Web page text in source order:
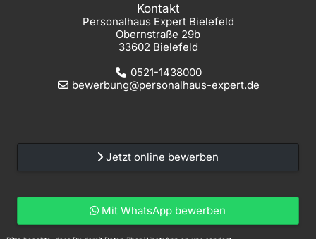
Kontakt
Personalhaus Expert Bielefeld
Obernstraße 29b
33602 Bielefeld
0521-1438000
bewerbung@personalhaus-expert.de
Jetzt online bewerben
Mit WhatsApp bewerben